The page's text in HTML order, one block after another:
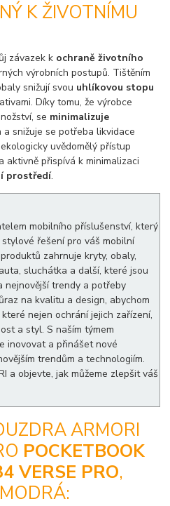
K ŽIVOTNÍMU
závazek k ochraně životního
výrobních postupů. Tištěním
snižují svou uhlíkovou stopu
Díky tomu, že výrobce
se minimalizuje
snižuje se potřeba likvidace
uvědomělý přístup
přispívá k minimalizaci
prostředí.
mobilního příslušenství, který
řešení pro váš mobilní
zahrnuje kryty, obaly,
sluchátka a další, které jsou
nejnovější trendy a potřeby
na kvalitu a design, abychom
nejen ochrání jejich zařízení,
a styl. S naším týmem
inovovat a přinášet nové
trendům a technologiím.
a objevte, jak můžeme zlepšit váš
ARMORI
POCKETBOOK
VERSE PRO,